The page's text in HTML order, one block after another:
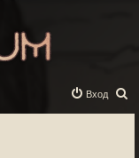
о
Вход